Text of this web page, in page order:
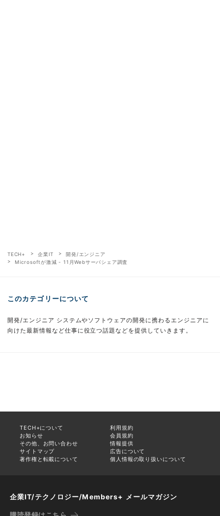
TECH+ 企業IT
開発/エンジニア
Microsoftが激減 - 11月Webサーバシェア調査
このカテゴリーについて
開発/エンジニア システムやソフトウェアの開発に携わるエンジニアに
向けた最新情報など仕事に役立つ話題などを提供していきます。
TECH+について
利用規約
お知らせ
会員規約
その他、お問い合わせ
情報提供
サイトマップ
広告について
著作権と転載について
個人情報の取り扱いについて
企業IT/テクノロジー/Members+ メールマガジン